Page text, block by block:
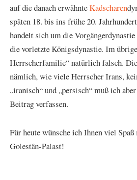
auf die danach erwähnteKadscharen
späten 18. bis ins frühe 20.
handelt sich um die
die vorletzte Königsdynastie. Im
Herrscherfamilie“ natürlich falsch.
nämlich, wie viele Herrscher Irans,
„iranisch“ und „persisch“ muß ich
Beitrag verfassen.
Für heute wünsche ich Ihnen viel
Golestân-Palast!